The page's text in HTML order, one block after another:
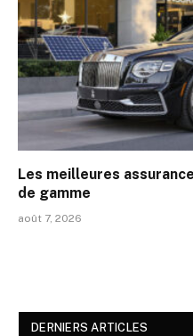
Les meilleures
de gamme
août 7, 2026
DERNIERS ARTICLES